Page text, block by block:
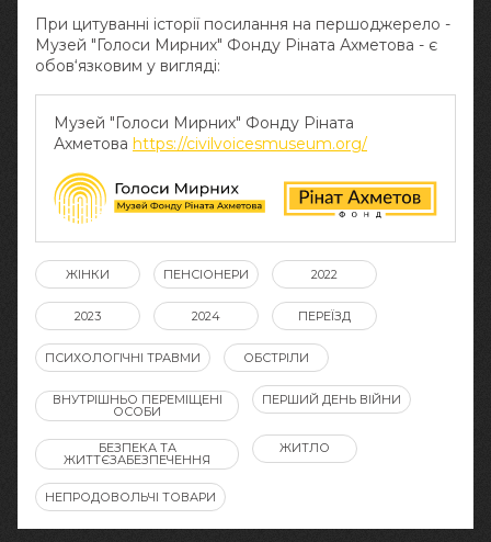
При цитуванні історії посилання на першоджерело -
Музей "Голоси Мирних" Фонду Ріната Ахметова - є
обов‘язковим у вигляді:
Музей "Голоси Мирних" Фонду Ріната
Ахметова https://civilvoicesmuseum.org/
ЖІНКИ ПЕНСІОНЕРИ 2022
2023 2024 ПЕРЕЇЗД
ПСИХОЛОГІЧНІ ТРАВМИ ОБСТРІЛИ
ВНУТРІШНЬО ПЕРЕМІЩЕНІ
ОСОБИ
ПЕРШИЙ ДЕНЬ ВІЙНИ
БЕЗПЕКА ТА
ЖИТТЄЗАБЕЗПЕЧЕННЯ
ЖИТЛО
НЕПРОДОВОЛЬЧІ ТОВАРИ